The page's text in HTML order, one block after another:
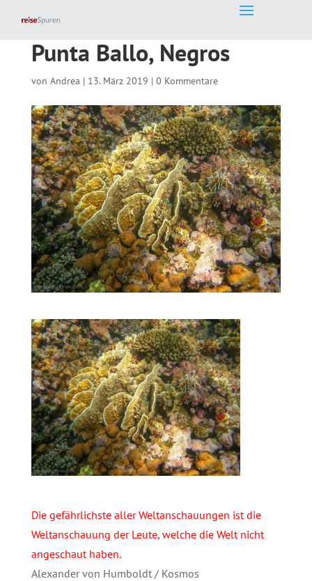
Punta Ballo, Negros
von Andrea | 13. März 2019 | 0 Kommentare
Die gefährlichste aller Weltanschauungen ist die
Weltanschauung der Leute, welche die Welt nicht
angeschaut haben.
Alexander von Humboldt / Kosmos